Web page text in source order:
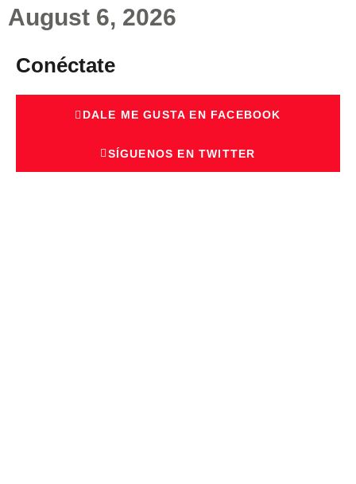
August 6, 2026
Conéctate
DALE ME GUSTA EN FACEBOOK
SÍGUENOS EN TWITTER